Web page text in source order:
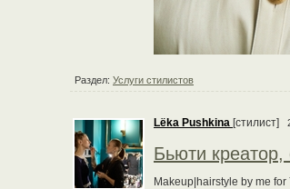
Раздел: Услуги стилистов
Lёka Pushkina [стилист]
Бьюти креатор,
Makeup|hairstyle by me for